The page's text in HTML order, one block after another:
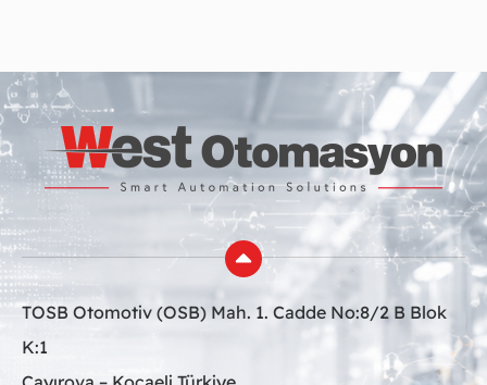
TOSB Otomotiv (OSB) Mah. 1. Cadde No:8/2 B Blok
K:1